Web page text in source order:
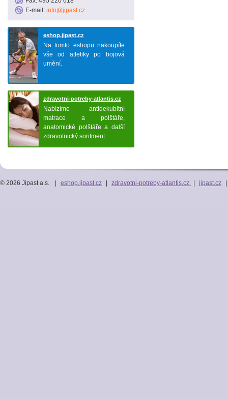
E-mail: info@jipast.cz
eshop.jipast.cz
Na tomto eshopu nakoupíte
vše od atletiky po bojová
umění.
zdravotni-potreby-atlantis.cz
Nabízíme antidekubitní
matrace a polštáře,
anatomické polštáře a další
zdravotnický soritment.
eshop.jipast.cz zdravotni-potreby-atlantis.cz jipast.cz
© 2026 Jipast a.s.